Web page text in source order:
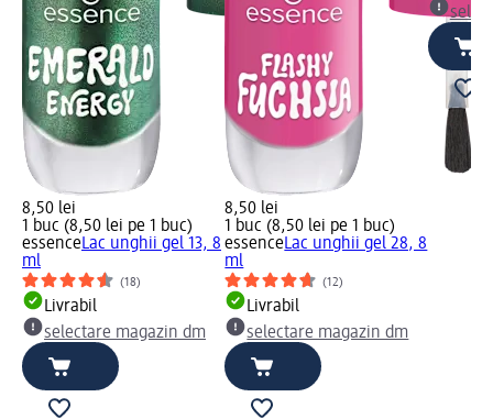
8,50 lei
1 buc (8,50 lei pe 1 buc)
essenceLac unghii gel 13, 8
ml
(18)
Livrabil
selectare magazin dm
8,50 lei
1 buc (8,50 lei pe 1 buc)
essenceLac unghii gel 28, 8
ml
(12)
Livrabil
selectare magazin dm